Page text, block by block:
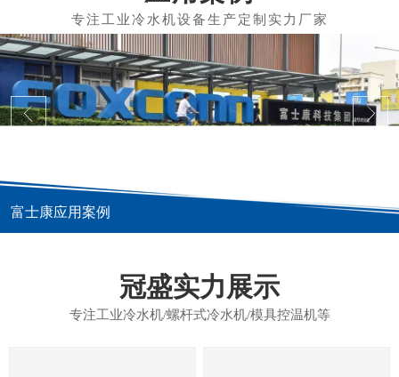
富士康应用案例
冠盛实力展示
专注工业冷水机/螺杆式冷水机/模具控温机等